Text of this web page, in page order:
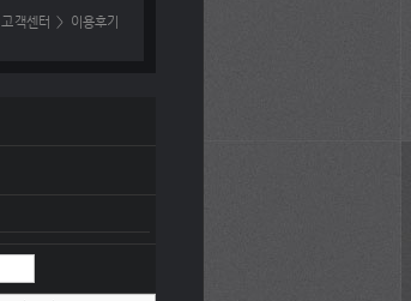
고객센터 > 이용후기